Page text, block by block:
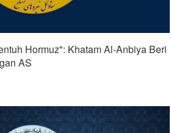
Hormuz": Khatam Al-Anbiya Beri
AS